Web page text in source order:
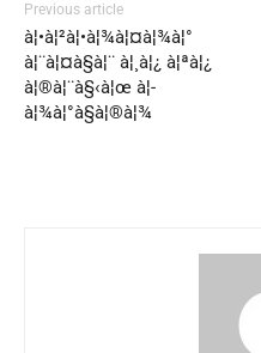
Previous article
à¦•à¦²à¦•à¦¾à¦¤à¦¾à¦°
à¦¨à¦¤à§à¦¨ à¦¸à¦¿ à¦ªà¦¿
à¦®à¦¨à§‹à¦œ à¦­
à¦¾à¦°à§à¦®à¦¾